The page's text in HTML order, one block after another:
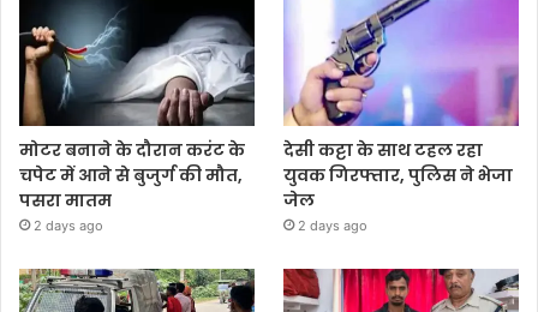
मोटर बनाने के दौरान करंट के
चपेट में आने से बुजुर्ग की मौत,
पसरा मातम
2 days ago
देसी कट्टा के साथ टहल रहा
युवक गिरफ्तार, पुलिस ने भेजा
जेल
2 days ago